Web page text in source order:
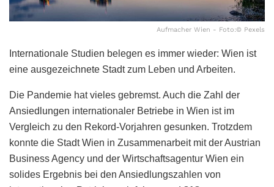
Aufmacher Wien - Foto:© Pexels
Internationale Studien belegen es immer wieder: Wien ist
eine ausgezeichnete Stadt zum Leben und Arbeiten.
Die Pandemie hat vieles gebremst. Auch die Zahl der
Ansiedlungen internationaler Betriebe in Wien ist im
Vergleich zu den Rekord-Vorjahren gesunken. Trotzdem
konnte die Stadt Wien in Zusammenarbeit mit der Austrian
Business Agency und der Wirtschaftsagentur Wien ein
solides Ergebnis bei den Ansiedlungszahlen von